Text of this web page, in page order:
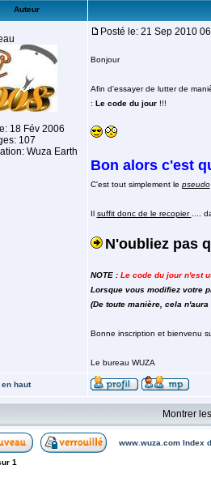
Auteur
18 Fév 2006
107
Wuza Earth
Posté le: 21 Sep 2010
Bonjour
Afin d'essayer de lutter de
: Le code du jour !!!
Bon alors c'est
C'est tout simplement le pseudo
Il suffit donc de le recopier ....
N'oubliez pas
NOTE : Le code du jour n'est
Lorsque vous modifiez votre
(De toute manière, cela
Bonne inscription et bienvenu
Le bureau WUZA
haut
Montrer
www.wuza.com Index
1